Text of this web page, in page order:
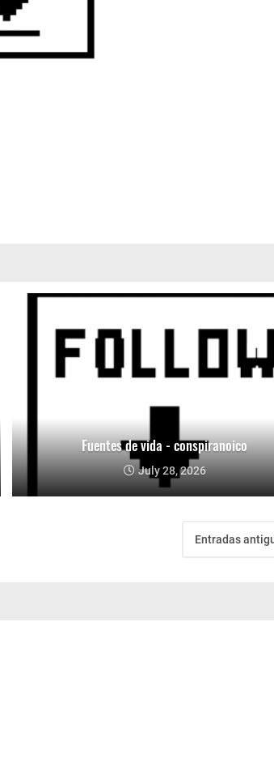
Fuentes de vida - conspiranoico
July 28, 2026
Entradas